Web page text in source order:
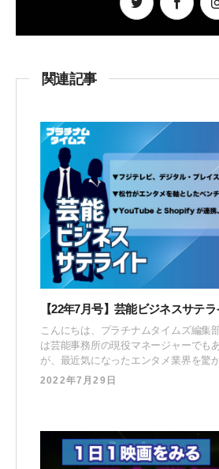
関連記事
【22年7月号】芸能ビジネスサテラ
こんにちは、プラチナムタイムズ編集部です！
は芸能事務所の現役マネージャーでも
が、最近気になったエンタメ業界を驚
スに対して “マネージャー視点” で取り
2022年7月29日